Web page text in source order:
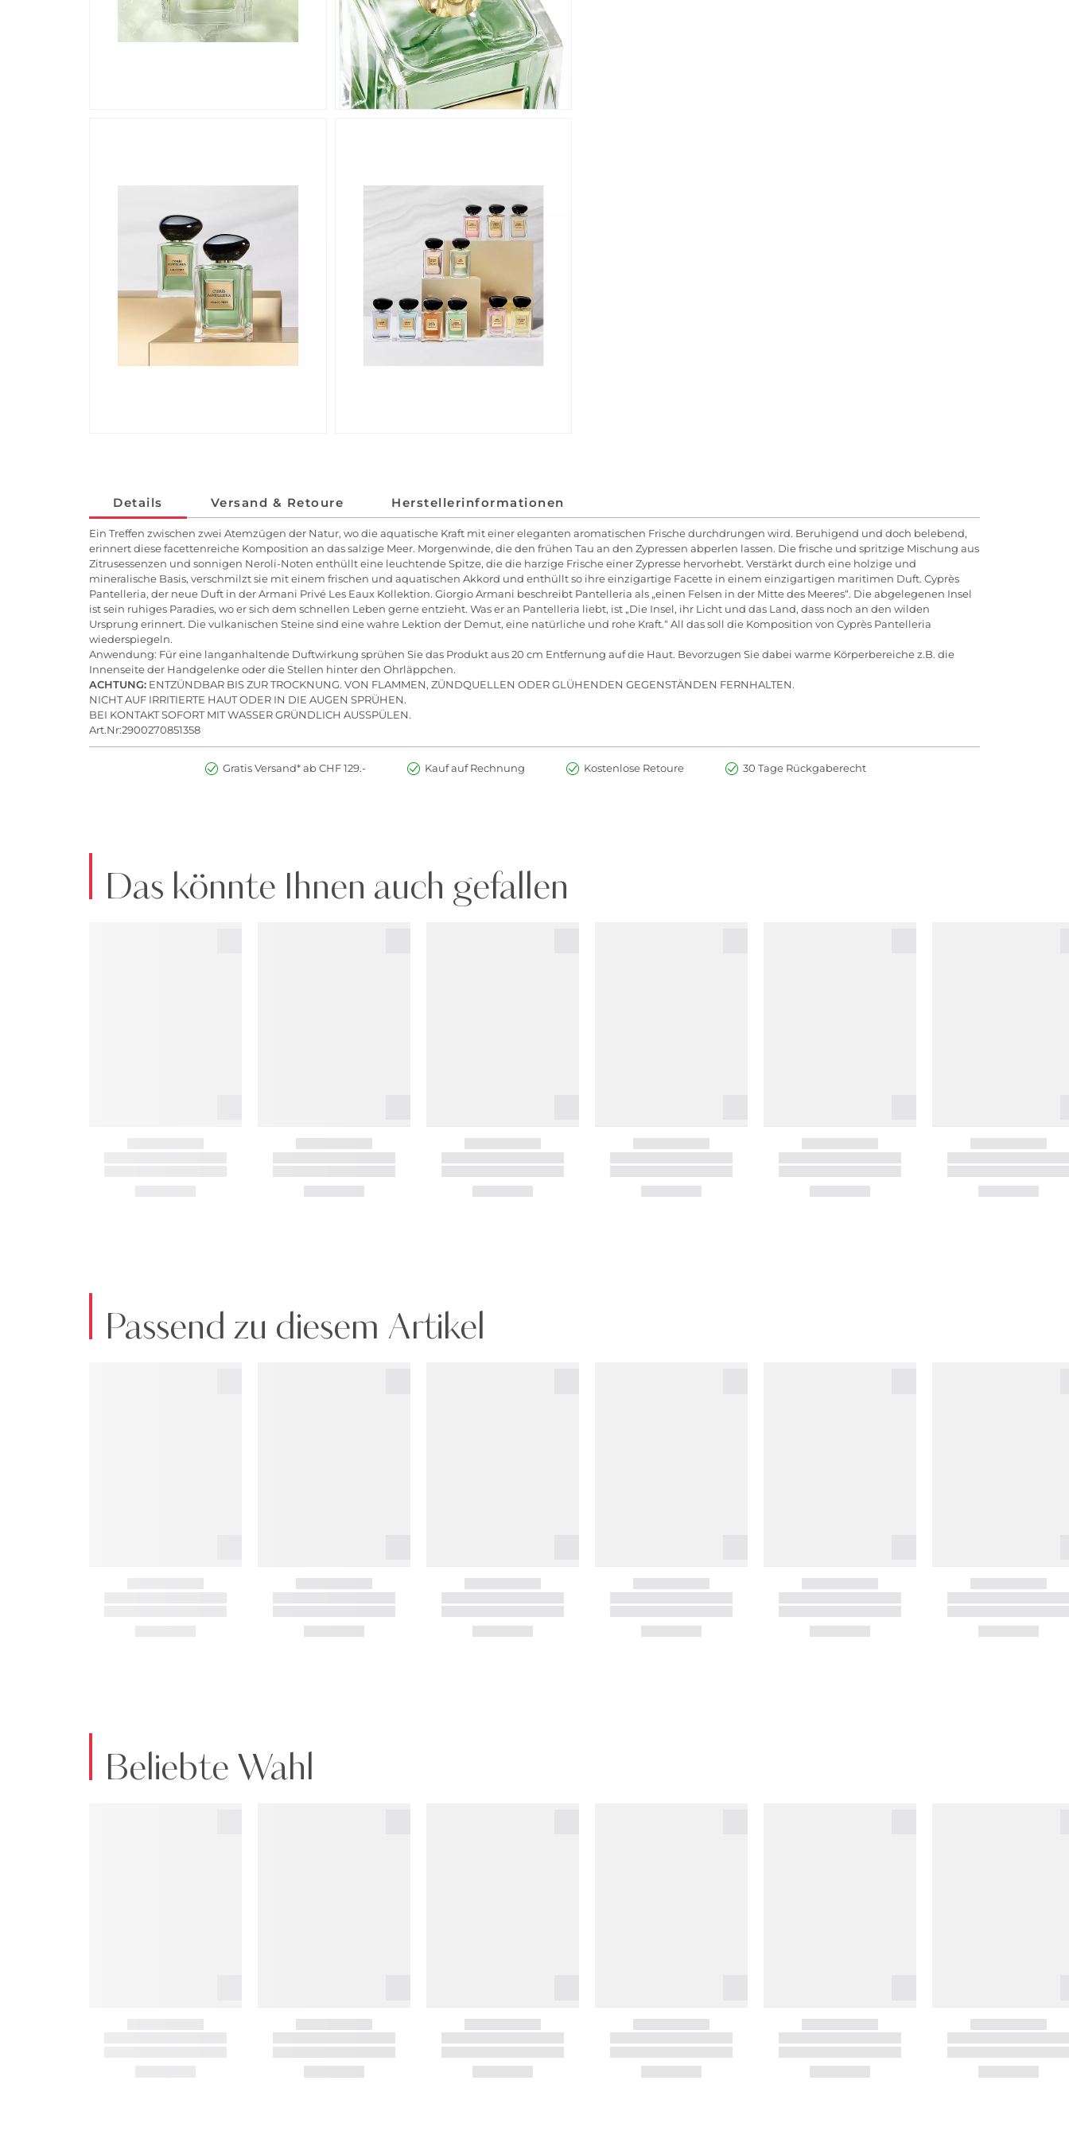
Details Versand & Retoure Herstellerinformationen
Ein Treffen zwischen zwei Atemzügen der Natur, wo die aquatische Kraft mit einer eleganten aromatischen Frische durchdrungen wird. Beruhigend und doch belebend,
erinnert diese facettenreiche Komposition an das salzige Meer. Morgenwinde, die den frühen Tau an den Zypressen abperlen lassen. Die frische und spritzige Mischung aus
Zitrusessenzen und sonnigen Neroli-Noten enthüllt eine leuchtende Spitze, die die harzige Frische einer Zypresse hervorhebt. Verstärkt durch eine holzige und
mineralische Basis, verschmilzt sie mit einem frischen und aquatischen Akkord und enthüllt so ihre einzigartige Facette in einem einzigartigen maritimen Duft. Cyprès
Pantelleria, der neue Duft in der Armani Privé Les Eaux Kollektion. Giorgio Armani beschreibt Pantelleria als „einen Felsen in der Mitte des Meeres“. Die abgelegenen Insel
ist sein ruhiges Paradies, wo er sich dem schnellen Leben gerne entzieht. Was er an Pantelleria liebt, ist „Die Insel, ihr Licht und das Land, dass noch an den wilden
Ursprung erinnert. Die vulkanischen Steine sind eine wahre Lektion der Demut, eine natürliche und rohe Kraft.“ All das soll die Komposition von Cyprès Pantelleria
wiederspiegeln.
Anwendung: Für eine langanhaltende Duftwirkung sprühen Sie das Produkt aus 20 cm Entfernung auf die Haut. Bevorzugen Sie dabei warme Körperbereiche z.B. die
Innenseite der Handgelenke oder die Stellen hinter den Ohrläppchen.
ACHTUNG: ENTZÜNDBAR BIS ZUR TROCKNUNG. VON FLAMMEN, ZÜNDQUELLEN ODER GLÜHENDEN GEGENSTÄNDEN FERNHALTEN.
NICHT AUF IRRITIERTE HAUT ODER IN DIE AUGEN SPRÜHEN.
BEI KONTAKT SOFORT MIT WASSER GRÜNDLICH AUSSPÜLEN.
Art.Nr:2900270851358
Gratis Versand* ab CHF 129.- Kauf auf Rechnung Kostenlose Retoure 30 Tage Rückgaberecht
Das könnte Ihnen auch gefallen
Passend zu diesem Artikel
Beliebte Wahl